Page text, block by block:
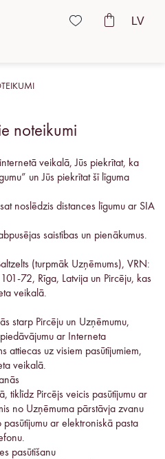
LV
noteikumi
veikalā, Jūs piekrītat, ka
un Jūs piekrītat šī līguma
noslēdzis distances līgumu ar SIA
saistības un pienākumus.
(turpmāk Uzņēmums), VRN:
72, Rīga, Latvija un Pircēju, kas
veikalā.
starp Pircēju un Uzņēmumu,
ar Interneta
attiecas uz visiem pasūtījumiem,
veikalā.
tiklīdz Pircējs veicis pasūtījumu ar
no Uzņēmuma pārstāvja zvanu
ar elektroniskā pasta
pasūtīšanu